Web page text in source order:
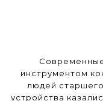
инструментом
людей
устройства